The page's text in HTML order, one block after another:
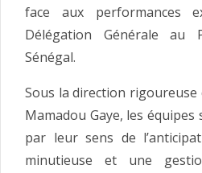
face aux performances
Délégation Générale au
Sénégal.
Sous la direction rigoureuse
Mamadou Gaye, les
par leur sens de
minutieuse et une